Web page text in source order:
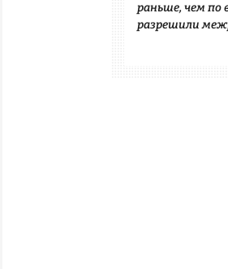
раньше, чем по
разрешили